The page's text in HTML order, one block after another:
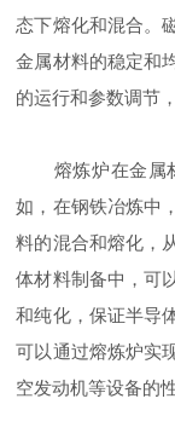
态下熔化和混合。
金属材料的稳定和
的运行和参数调节
熔炼炉在金属材
如，在钢铁冶炼中
料的混合和熔化，
体材料制备中，可
和纯化，保证半导
可以通过熔炼炉实
空发动机等设备的